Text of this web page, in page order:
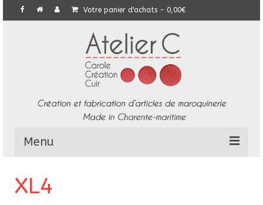
Votre panier d'achats - 0,00€
Menu
XL4